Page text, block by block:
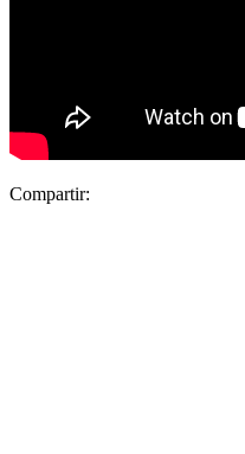
Compartir: